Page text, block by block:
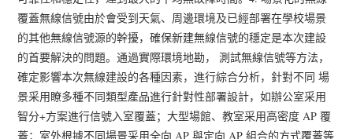
覆蓋無線信號由於會受到天氣、周邊環境及已經部署在學校場景
的其他無線信號源的幹擾，確保新建無線信號的穩定是本次建設
的首要解決的問題。通過實際環境地勘， 測試無線信號等方法，
確定影響本次無線建設的各種因素，進行綜合分析，針對不同 場
景采用瞭多種不同類型產品進行針對性部署設計，如辦公室采用
智分+方案進行信號入室覆蓋；大型場館、教室采用高密度 AP 覆
蓋；室外根據不同場景采用全向 AP 與定向 AP 組合的方式覆蓋等